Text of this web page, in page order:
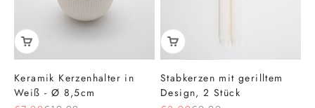
Keramik Kerzenhalter in
Weiß - Ø 8,5cm
Stabkerzen mit gerilltem
Design, 2 Stück